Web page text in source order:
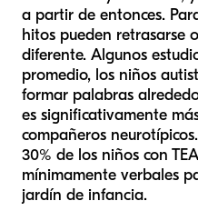
a partir de entonces.
hitos pueden retrasarse
diferente. Algunos
promedio, los niños
formar palabras
es significativamente
compañeros
30% de los niños con
mínimamente verbales
jardín de infancia.